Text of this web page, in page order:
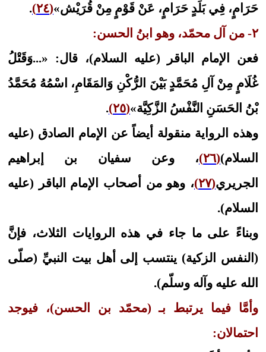
حَرَامٍ،‏ فِي‏ بَلَدٍ حَرَامٍ،‏ عَنْ‏ قَوْمٍ‏ مِنْ‏ قُرَيْش»(٢٤)
.
٢- من آل محمّد، وهو ابنُ الحسن:
فعن الإمام الباقر (عليه السلام)، قال: «...وَقَتْلُ‏
غُلَامٍ‏ مِنْ‏ آلِ‏ مُحَمَّدٍ بَيْنَ الرُّكْنِ وَالمَقَامِ، اسْمُهُ مُحَمَّدُ
بْنُ الحَسَنِ النَّفْسُ الزَّكِيَّة»(٢٥)
.
وهذه الرواية منقولة أيضاً عن الإمام الصادق (عليه
السلام)(٢٦)
، وعن سفيان بن إبراهيم
الجريري(٢٧)
، وهو من أصحاب الإمام الباقر (عليه
السلام).
وبناءً على ما جاء في هذه الروايات الثلاث، فإنَّ
(النفس الزكية) ينتسب إلى أهل بيت النبيِّ (صلّى
الله عليه وآله وسلّم).
وأمَّا فيما يرتبط بـ (محمّد بن الحسن)، فيوجد
احتمالان: